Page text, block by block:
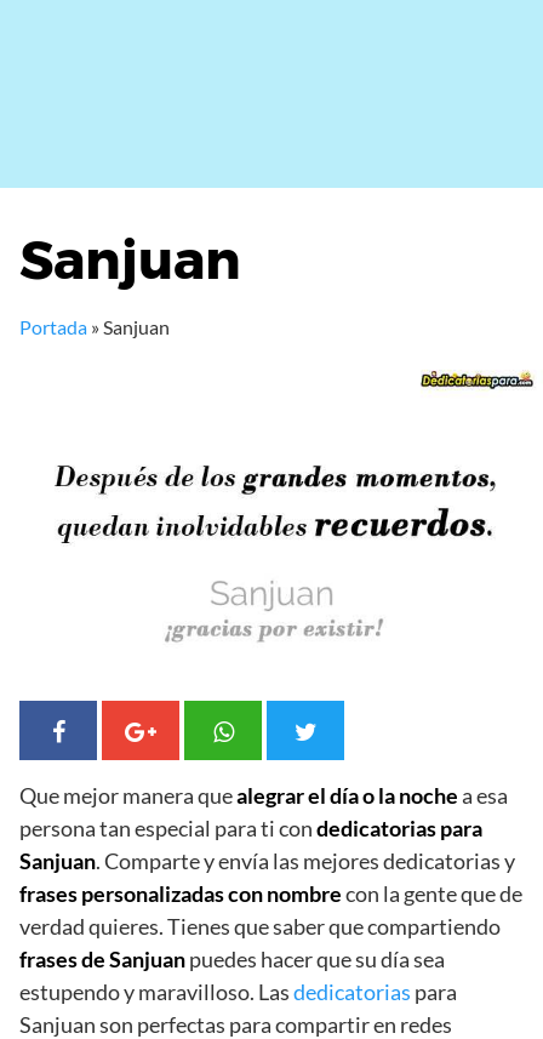
Sanjuan
Portada »Sanjuan
Que mejor manera quealegrar el día o la nochea esa
persona tan especial para ti condedicatorias para
Sanjuan. Comparte y envía las mejores dedicatorias y
frases personalizadas con nombrecon la gente que de
verdad quieres. Tienes que saber que compartiendo
frases de Sanjuanpuedes hacer que su día sea
estupendo y maravilloso. Lasdedicatorias para
Sanjuan son perfectas para compartir en redes